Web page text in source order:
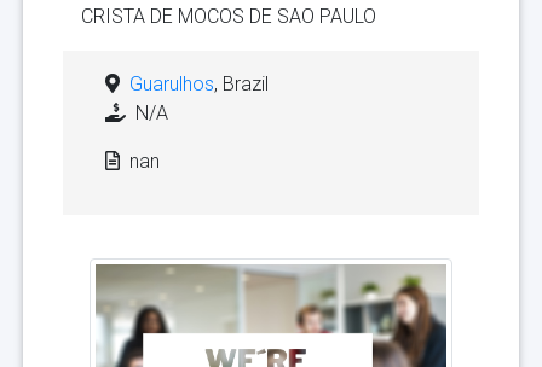
CRISTA DE MOCOS DE SAO PAULO
Guarulhos, Brazil
N/A
nan